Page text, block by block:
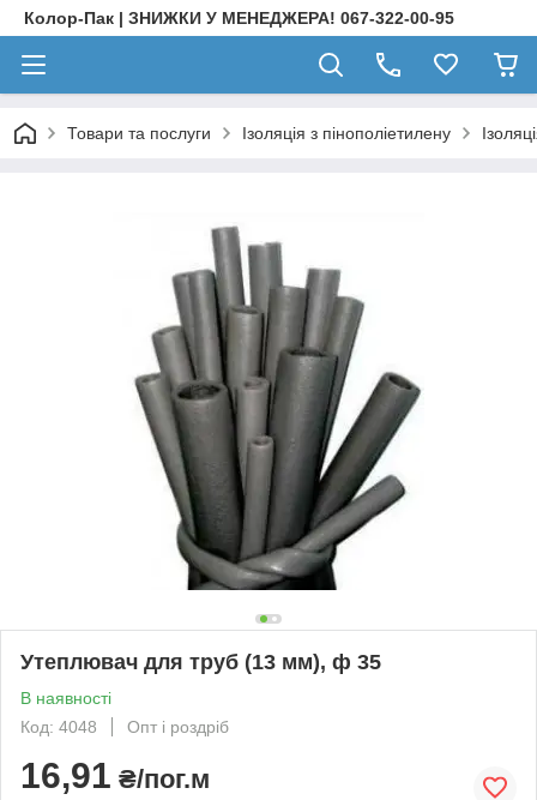
Колор-Пак | ЗНИЖКИ У МЕНЕДЖЕРА! 067-322-00-95
Товари та послуги Ізоляція з пінополіетилену
Утеплювач для труб (13 мм), ф 35
В наявності
Код: 4048
Опт і роздріб
16,91 ₴/пог.м